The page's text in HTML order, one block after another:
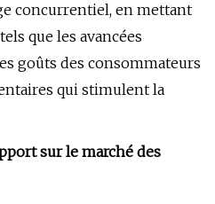
concurrentiel, en mettant
que les avancées
goûts des consommateurs
qui stimulent la
sur le marché des